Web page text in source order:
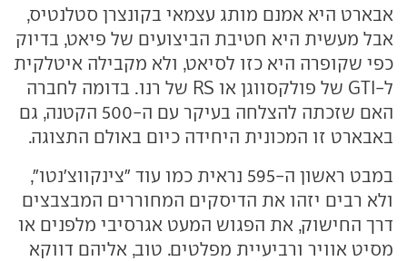
אבארט היא אמנם מותג עצמאי בקונצרן סטלנטיס,
אבל מעשית היא חטיבת הביצועים של פיאט, בדיוק
כפי שקופרה היא כזו לסיאט, ולא מקבילה איטלקית
ל-GTI של פולקסווגן או RS של רנו. בדומה לחברה
האם שזכתה להצלחה בעיקר עם ה-500 הקטנה, גם
באבארט זו המכונית היחידה כיום באולם התצוגה.
במבט ראשון ה-595 נראית כמו עוד "צינקווצ'נטו",
ולא רבים יזהו את הדיסקים המחוררים המבצבצים
דרך החישוק, את הפגוש המעט אגרסיבי מלפנים או
מסיט אוויר ורביעיית מפלטים. טוב, אליהם דווקא